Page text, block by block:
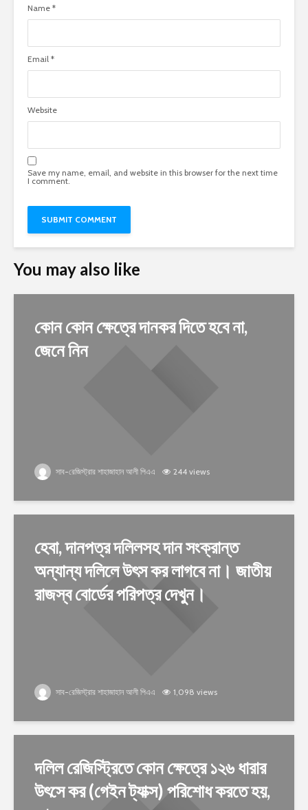
Name *
Email *
Website
Save my name, email, and website in this browser for the next time
I comment.
You may also like
কোন কোন ক্ষেত্রে দানকর দিতে হবে না,
জেনে নিন
সাব-রেজিস্ট্রার শাহাজাহান আলী পিএএ 244 views
হেবা, দানপত্র দলিলসহ দান সংক্রান্ত
অন্যান্য দলিলে উৎস কর লাগবে না। জাতীয়
রাজস্ব বোর্ডের পরিপত্র দেখুন।
সাব-রেজিস্ট্রার শাহাজাহান আলী পিএএ 1,098 views
দলিল রেজিস্ট্রিতে কোন ক্ষেত্রে ১২৬ ধারার
উৎসে কর (গেইন ট্যাক্স) পরিশোধ করতে হয়,